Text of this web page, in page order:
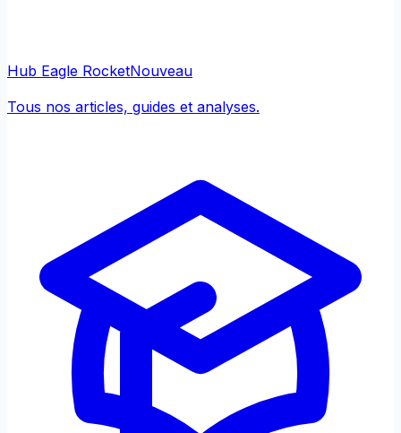
Hub Eagle RocketNouveau
Tous nos articles, guides et analyses.